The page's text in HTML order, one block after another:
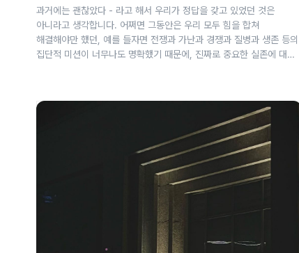
과거에는 괜찮았다 - 라고 해서 우리가 정답을 갖고 있었던 것은
아니라고 생각합니다. 어쩌면 그동안은 우리 모두 힘을 합쳐
해결해야만 했던, 예를 들자면 전쟁과 가난과 경쟁과 질병과 생존 등의
집단적 미션이 너무나도 명확했기 때문에, 진짜로 중요한 실존에 대한